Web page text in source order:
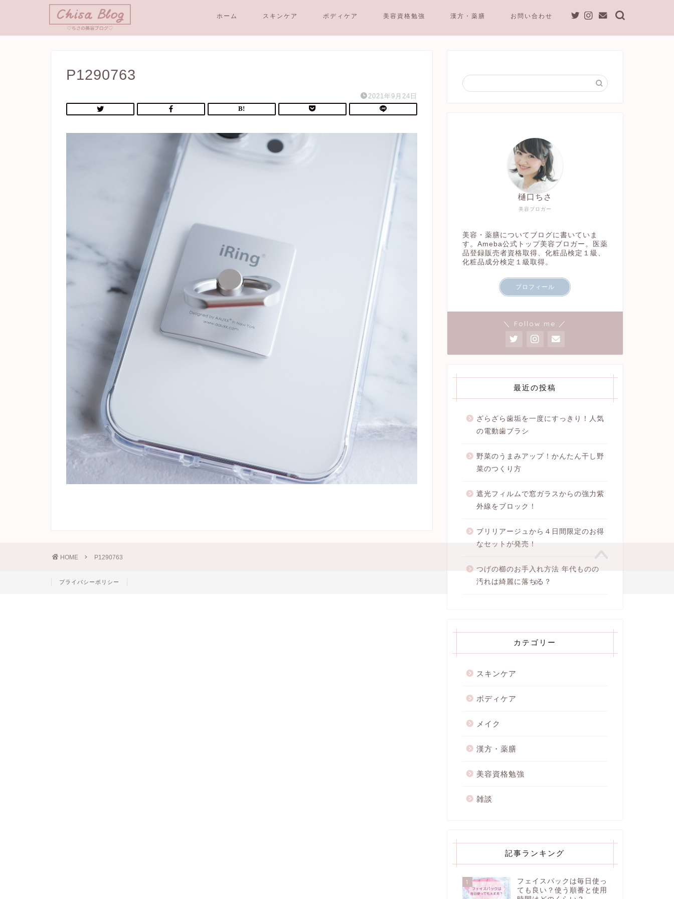
ホーム スキンケア ボディケア 美容資格勉強 漢方・薬膳 お問い合わせ
P1290763
2021年9月24日
美容ブロガー
樋口ちさ
美容・薬膳についてブログに書いていま
す。Ameba公式トップ美容ブロガー。医薬
品登録販売者資格取得、化粧品検定１級、
化粧品成分検定１級取得。
プロフィール
＼ Follow me ／
最近の投稿
ざらざら歯垢を一度にすっきり！人気
の電動歯ブラシ
野菜のうまみアップ！かんたん干し野
菜のつくり方
遮光フィルムで窓ガラスからの強力紫
外線をブロック！
ブリリアージュから４日間限定のお得
なセットが発売！
つげの櫛のお手入れ方法 年代ものの
汚れは綺麗に落ちる？
カテゴリー
スキンケア
ボディケア
メイク
漢方・薬膳
美容資格勉強
雑談
記事ランキング
1
フェイスパックは毎日使っ
ても良い？使う順番と使用
HOME P1290763
プライバシーポリシー 2020–2026 ちさの美容ブログ